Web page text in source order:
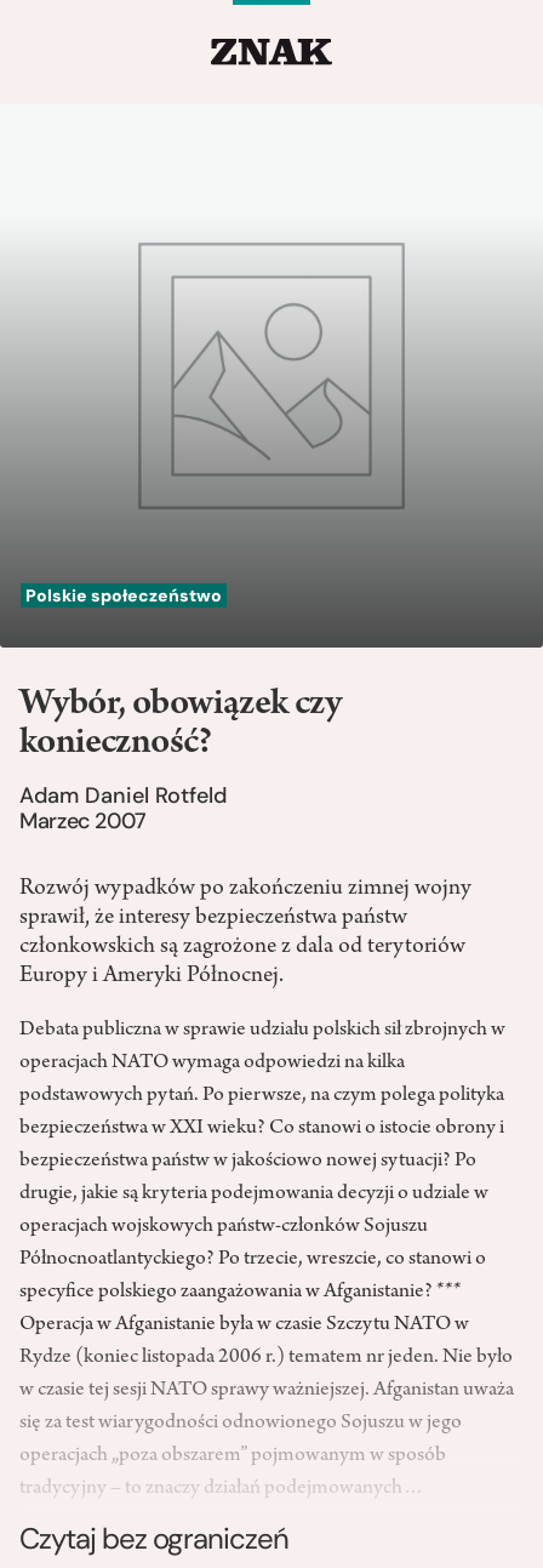
Polskie społeczeństwo
Wybór, obowiązek czy
konieczność?
Adam Daniel Rotfeld
Marzec 2007
Rozwój wypadków po zakończeniu zimnej wojny
sprawił, że interesy bezpieczeństwa państw
członkowskich są zagrożone z dala od terytoriów
Europy i Ameryki Północnej.
Debata publiczna w sprawie udziału polskich sił zbrojnych w
operacjach NATO wymaga odpowiedzi na kilka
podstawowych pytań. Po pierwsze, na czym polega polityka
bezpieczeństwa w XXI wieku? Co stanowi o istocie obrony i
bezpieczeństwa państw w jakościowo nowej sytuacji? Po
drugie, jakie są kryteria podejmowania decyzji o udziale w
operacjach wojskowych państw-członków Sojuszu
Północnoatlantyckiego? Po trzecie, wreszcie, co stanowi o
specyfice polskiego zaangażowania w Afganistanie? ***
Operacja w Afganistanie była w czasie Szczytu NATO w
Rydze (koniec listopada 2006 r.) tematem nr jeden. Nie było
w czasie tej sesji NATO sprawy ważniejszej. Afganistan uważa
się za test wiarygodności odnowionego Sojuszu w jego
operacjach „poza obszarem” pojmowanym w sposób
tradycyjny – to znaczy działań podejmowanych…
Czytaj bez ograniczeń